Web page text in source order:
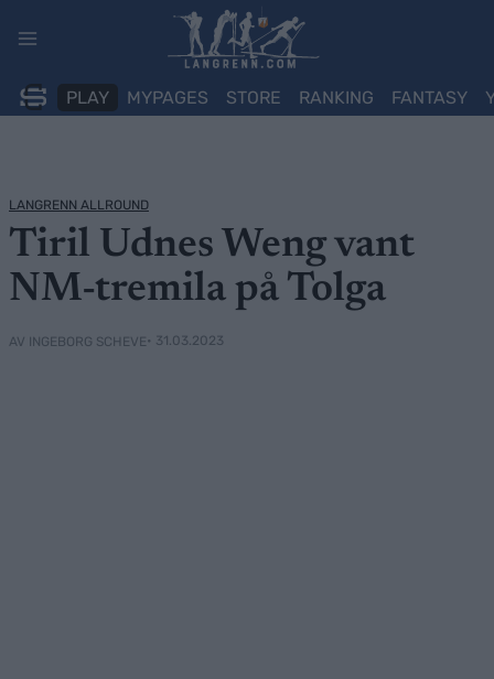
PLAY MYPAGES STORE RANKING FANTASY
LANGRENN ALLROUND
Tiril Udnes Weng vant
NM-tremila på Tolga
AV INGEBORG SCHEVE• 31.03.2023